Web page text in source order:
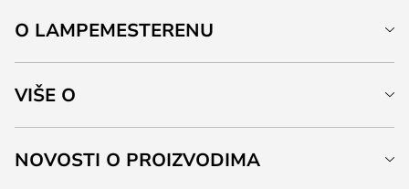
O LAMPEMESTERENU
VIŠE O
NOVOSTI O PROIZVODIMA